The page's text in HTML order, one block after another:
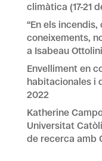
climàtica (17-21
“En els
coneixements,
a Isabeau Ottolini
Envelliment en
habitacionales i
2022
Katherine
Universitat
de recerca amb